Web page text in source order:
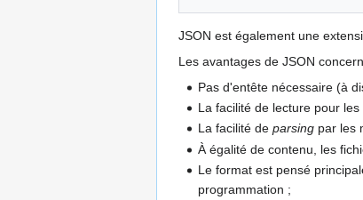
JSON est également une
Les avantages de JSON
Pas d'entête nécessaire (à
La facilité de lecture pour
La facilité deparsing par les
À égalité de contenu, les
Le format est pensé
programmation ;